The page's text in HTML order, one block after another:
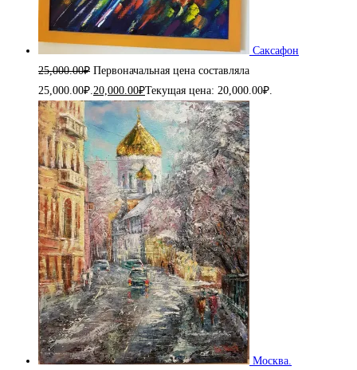
Саксафон
25,000.00₽ Первоначальная цена составляла
25,000.00₽.20,000.00₽Текущая цена: 20,000.00₽.
Москва.